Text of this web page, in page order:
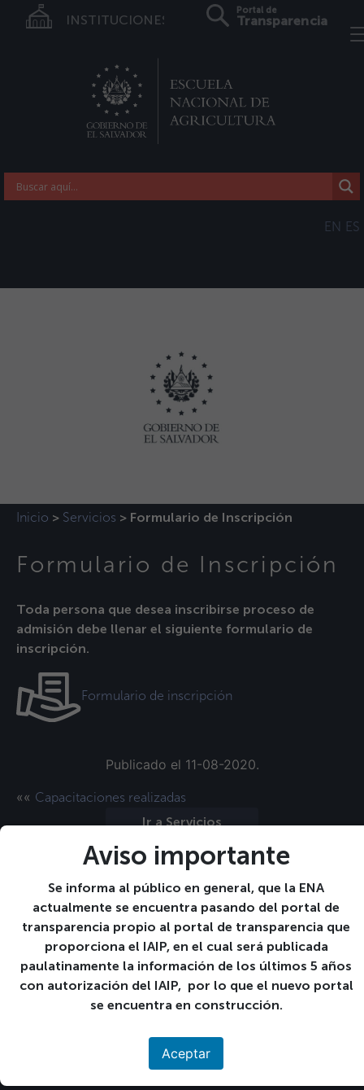
INSTITUCIONES
Portal de
Transparencia
EN ES
Aviso importante
Se informa al público en general, que la ENA
actualmente se encuentra pasando del portal de
transparencia propio al portal de transparencia que
proporciona el IAIP, en el cual será publicada
paulatinamente la información de los últimos 5 años
con autorización del IAIP, por lo que el nuevo portal
se encuentra en construcción.
Aceptar
Inicio > Servicios > Formulario de Inscripción
Formulario de Inscripción
Toda persona que desea inscribirse proceso de
admisión debe llenar el siguiente formulario de
inscripción.
Formulario de inscripción
Publicado el 11-08-2020.
«« Capacitaciones realizadas
Ir a Servicios
Correo electrónico
Calendario de
Actividades